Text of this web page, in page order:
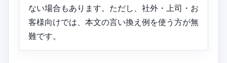
ない場合もあります。ただし、社外・上司・お
客様向けでは、本文の言い換え例を使う方が無
難です。